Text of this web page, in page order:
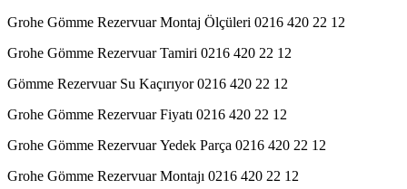
Grohe Gömme Rezervuar Montaj Ölçüleri 0216 420 22 12
Grohe Gömme Rezervuar Tamiri 0216 420 22 12
Gömme Rezervuar Su Kaçırıyor 0216 420 22 12
Grohe Gömme Rezervuar Fiyatı 0216 420 22 12
Grohe Gömme Rezervuar Yedek Parça 0216 420 22 12
Grohe Gömme Rezervuar Montajı 0216 420 22 12